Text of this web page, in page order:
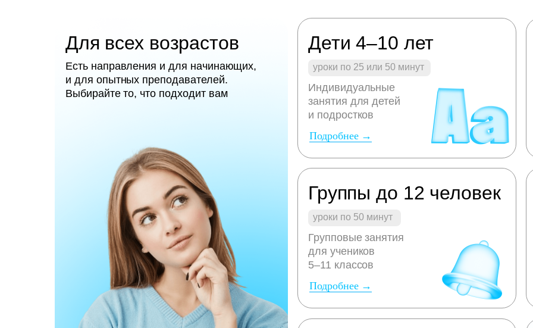
Для всех возрастов
Есть направления и для начинающих,
и для опытных преподавателей.
Выбирайте то, что подходит вам
Дети 4–10 лет
уроки по 25 или 50 минут
Индивидуальные
занятия для детей
и подростков
Подробнее →
Групповые занятия
для учеников
5–11 классов
уроки по 50 минут
Группы до 12 человек
Подробнее →